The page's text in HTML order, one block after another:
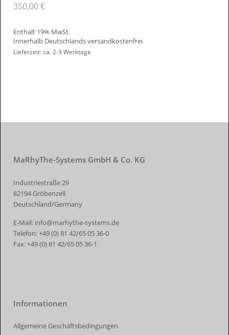
350,00€
Enthält 19% MwSt.
Innerhalb Deutschlands versandkostenfrei
Lieferzeit: ca. 2-3 Werktage
MaRhyThe-Systems GmbH & Co. KG
Industriestraße 29
82194 Gröbenzell
Deutschland/Germany
E-Mail: info@marhythe-systems.de
Telefon:+49 (0) 81 42/65 05 36-0
Fax:+49 (0) 81 42/65 05 36-1
Informationen
Allgemeine Geschäftsbedingungen